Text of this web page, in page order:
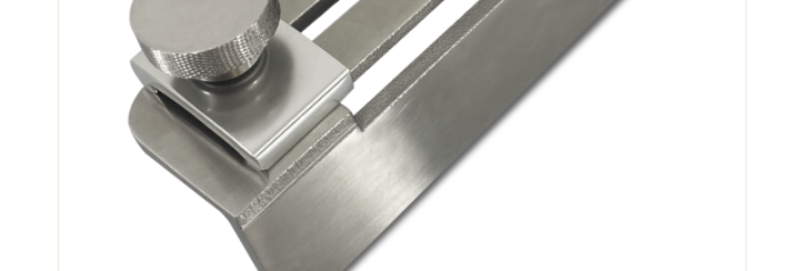
SKIRENNEN
SKIFAHREN IN
JEDEM
GELÄNDE